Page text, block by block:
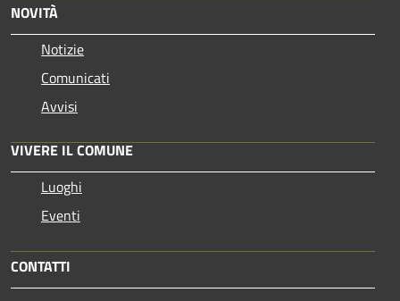
NOVITÀ
Notizie
Comunicati
Avvisi
VIVERE IL COMUNE
Luoghi
Eventi
CONTATTI